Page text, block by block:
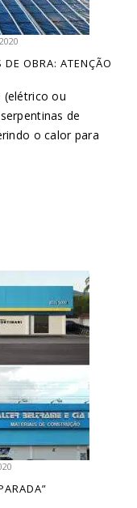
OBRA: ATENÇÃO
(elétrico ou
de
o calor para